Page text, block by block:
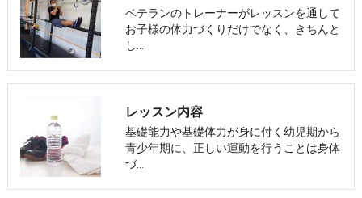
ベテランのトレーナーがレッスンを通して
お子様の体力づくりだけでなく、きちんと
し…
レッスン内容
基礎能力や基礎体力が身に付く幼児期から
青少年期に、正しい運動を行うことは身体
づ…